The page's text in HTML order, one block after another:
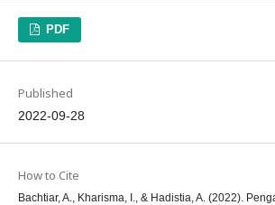
PDF
Published
2022-09-28
How to Cite
Bachtiar, A., Kharisma, I., & Hadistia, A. (2022).